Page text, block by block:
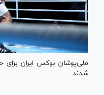
ملی‌پوشان بوکس ایران
شدند.